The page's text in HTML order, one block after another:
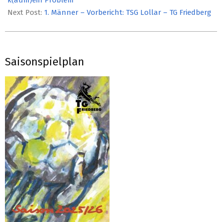
Next Post: 1. Männer – Vorbericht: TSG Lollar – TG Friedberg
Saisonspielplan